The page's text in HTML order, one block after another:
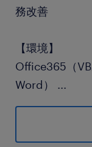
務改善
【環境】
Office365（
Word） ...
＝＝＝＝＝＝
派遣先の特徴